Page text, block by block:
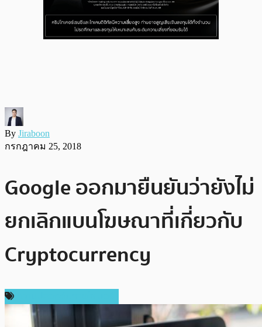
By Jiraboon
กรกฎาคม 25, 2018
Google ออกมายืนยันว่ายังไม่
ยกเลิกแบนโฆษณาที่เกี่ยวกับ
Cryptocurrency